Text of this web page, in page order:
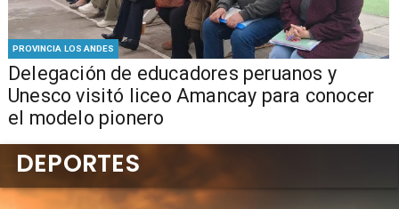
PROVINCIA LOS ANDES
Delegación de educadores peruanos y
Unesco visitó liceo Amancay para conocer
el modelo pionero
DEPORTES